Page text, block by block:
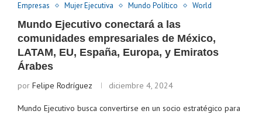
Empresas
Mujer Ejecutiva Mundo Político World
Mundo Ejecutivo conectará a las
comunidades empresariales de México,
LATAM, EU, España, Europa, y Emiratos
Árabes
por Felipe Rodríguez diciembre 4, 2024
Mundo Ejecutivo busca convertirse en un socio estratégico para